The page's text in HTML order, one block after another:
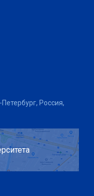
Россия,